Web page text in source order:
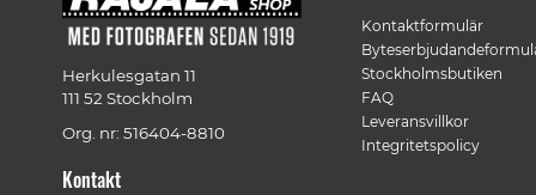
Herkulesgatan 11
111 52 Stockholm
Org. nr: 516404-8810
Kontakt
Kontaktformulär
Stockholmsbutiken
FAQ
Leveransvillkor
Integritetspolicy